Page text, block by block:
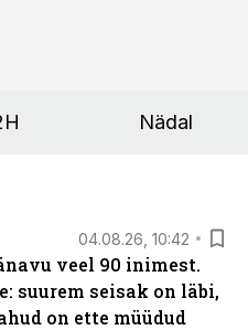
Nädal
04.08.26, 10:42
veel 90 inimest.
suurem seisak on läbi,
on ette müüdud